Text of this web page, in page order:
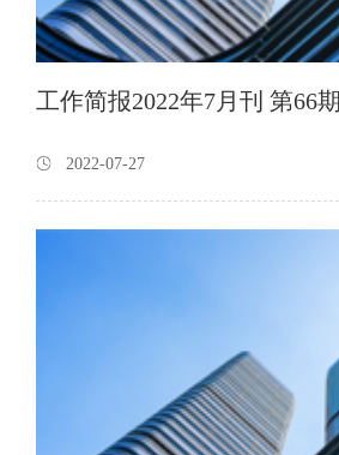
工作简报2022年7月刊 第66期
2022-07-27